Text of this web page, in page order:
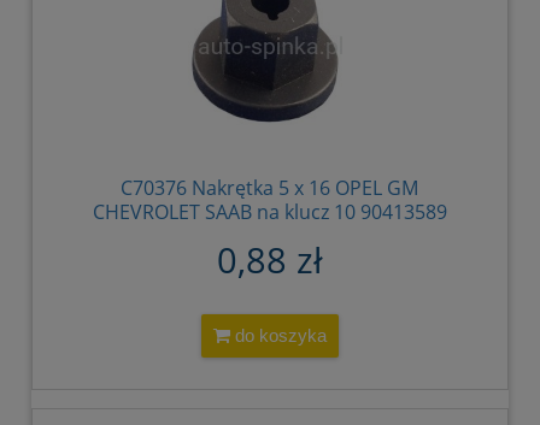
C70376 Nakrętka 5 x 16 OPEL GM
CHEVROLET SAAB na klucz 10 90413589
0,88 zł
do koszyka